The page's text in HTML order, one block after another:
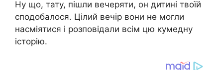
Ну що, тату, пішли вечеряти, он дитині твоїй
сподобалося. Цілий вечір вони не могли
насміятися і розповідали всім цю кумедну
історію.